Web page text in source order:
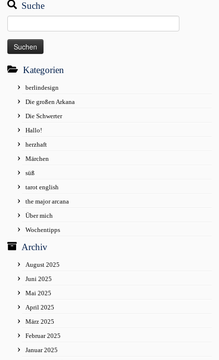
Suche
nach:
Kategorien
berlindesign
Die großen Arkana
Die Schwerter
Hallo!
herzhaft
Märchen
süß
tarot english
the major arcana
Über mich
Wochentipps
Archiv
August 2025
Juni 2025
Mai 2025
April 2025
März 2025
Februar 2025
Januar 2025